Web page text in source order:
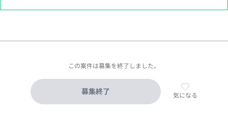
この案件は募集を終了しました。
募集終了 気になる